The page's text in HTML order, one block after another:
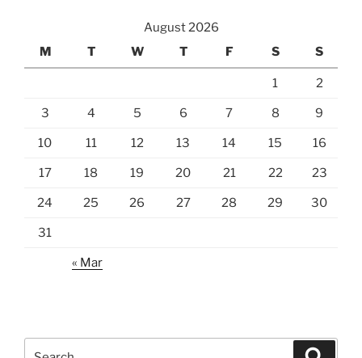
August 2026
M
T W T F S S
1 2
3 4 5 6 7 8 9
10 11 12 13 14 15 16
17 18 19 20 21 22 23
24 25 26 27 28 29 30
31
« Mar